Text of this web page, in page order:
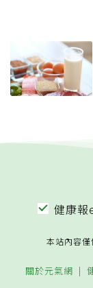
健康報
本站內容僅
關於元氣網